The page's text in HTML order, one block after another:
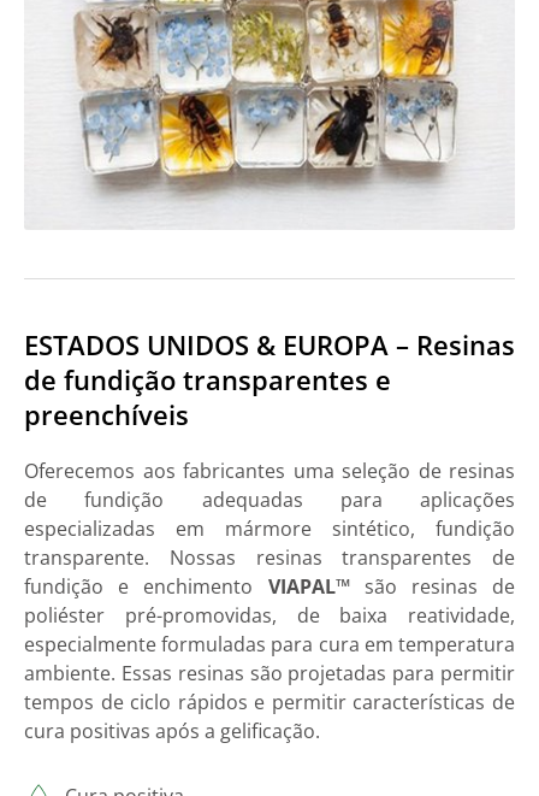
ESTADOS UNIDOS & EUROPA – Resinas
de fundição transparentes e
preenchíveis
Oferecemos aos fabricantes uma seleção de resinas
de fundição adequadas para aplicações
especializadas em mármore sintético, fundição
transparente. Nossas resinas transparentes de
fundição e enchimento VIAPAL™são resinas de
poliéster pré-promovidas, de baixa reatividade,
especialmente formuladas para cura em temperatura
ambiente. Essas resinas são projetadas para permitir
tempos de ciclo rápidos e permitir características de
cura positivas após a gelificação.